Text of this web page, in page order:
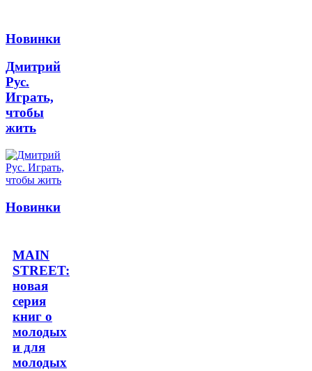
Новинки
Дмитрий
Рус.
Играть,
чтобы
жить
Новинки
MAIN
STREET:
новая
серия
книг о
молодых
и для
молодых